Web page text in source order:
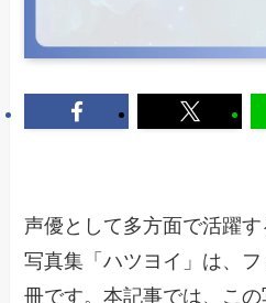
声優として多方面で活躍
写真集「ハツヨイ」は、
冊です。本記事では、こ